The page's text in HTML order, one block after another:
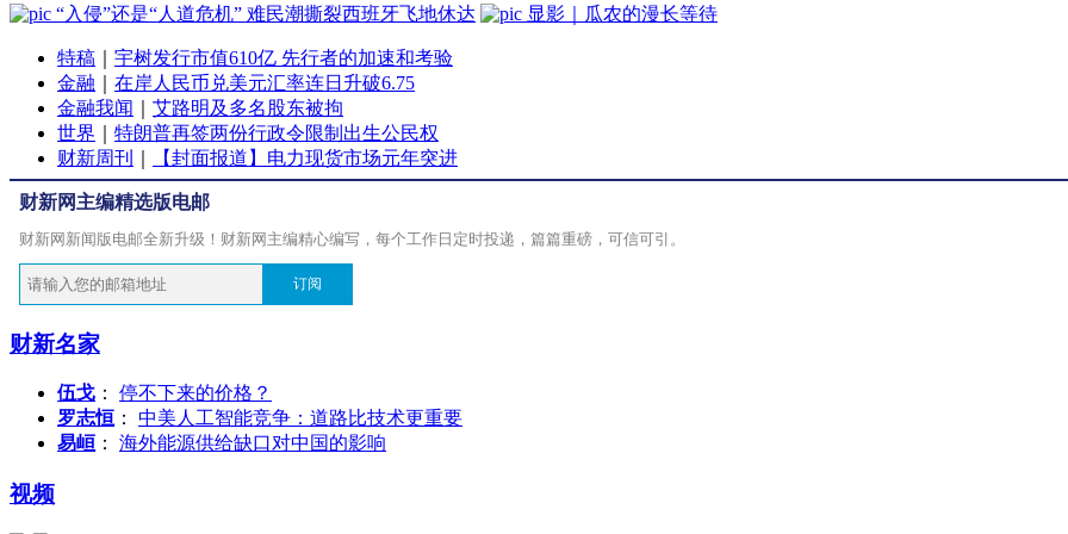
“入侵”还是“人道危机” 难民潮撕裂西班牙飞地休达 显影｜瓜农的漫长等待
特稿
宇树发行市值610亿 先行者的加速和考验
金融
在岸人民币兑美元汇率连日升破6.75
金融我闻
艾路明及多名股东被拘
世界
特朗普再签两份行政令限制出生公民权
财新周刊
【封面报道】电力现货市场元年突进
财新网主编精选版电邮
财新网新闻版电邮全新升级！财新网主编精心编写，每个工作日定时投递，篇篇重磅，可信可引。
订阅
财新名家
伍戈 ： 停不下来的价格？
罗志恒 ： 中美人工智能竞争：道路比技术更重要
易峘 ： 海外能源供给缺口对中国的影响
视频